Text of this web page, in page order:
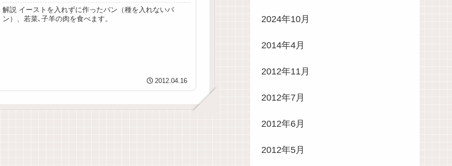
解説 イーストを入れずに作ったパン（種を入れないパ
ン）、若菜､子羊の肉を食べます。
2012.04.16
2024年10月
2014年4月
2012年11月
2012年7月
2012年6月
2012年5月